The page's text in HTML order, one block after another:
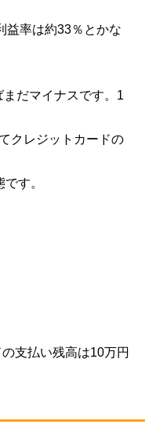
益率は約33％とかな
だマイナスです。1
クレジットカードの
す。
支払い残高は10万円